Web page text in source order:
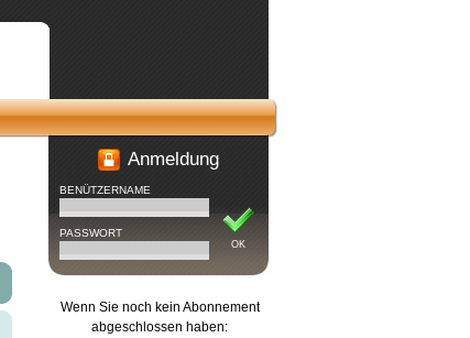
Anmeldung
OK
BENÜTZERNAME
PASSWORT
Wenn Sie noch kein Abonnement
abgeschlossen haben: